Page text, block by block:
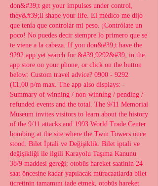
don&#39;t get your impulses under control,
they&#39;ll shape your life. El médico me dijo
que tenía que controlar mi peso. ¡Contrólate un
poco! No puedes decir siempre lo primero que se
te viene a la cabeza. If you don&#39;t have the
9292 app yet search for &#39;9292&#39; in the
app store on your phone, or click on the button
below: Custom travel advice? 0900 - 9292
(€1,00 p/m max. The app also displays: -
Summary of winning / non-winning / pending /
refunded events and the total. The 9/11 Memorial
Museum invites visitors to learn about the history
of the 9/11 attacks and 1993 World Trade Center
bombing at the site where the Twin Towers once
stood. Bilet İptali ve Değişiklik. Bilet iptali ve
değişikliği ile ilgili Karayolu Taşıma Kanunu
38/9 maddesi gereği; otobüs hareket saatinin 24
saat öncesine kadar yapılacak müracaatlarda bilet
ücretinin tamamını iade etmek, otobüs hareket